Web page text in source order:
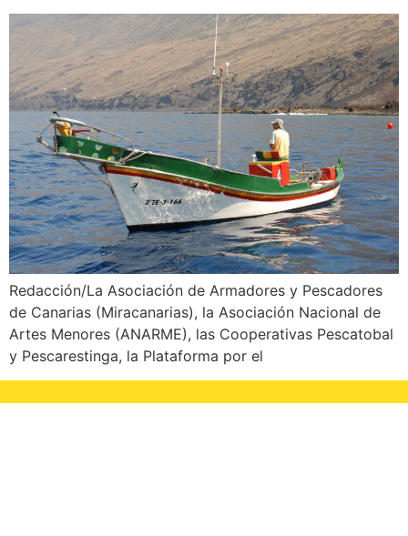
Redacción/La Asociación de Armadores y Pescadores
de Canarias (Miracanarias), la Asociación Nacional de
Artes Menores (ANARME), las Cooperativas Pescatobal
y Pescarestinga, la Plataforma por el